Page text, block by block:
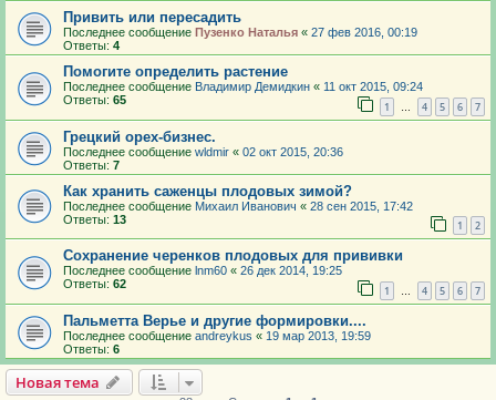
Привить или пересадить
Последнее сообщение Пузенко Наталья « 27 фев 2016, 00:19
Ответы: 4
Помогите определить растение
Последнее сообщение Владимир Демидкин « 11 окт 2015, 09:24
Ответы: 65 1 4 5 6 7
Грецкий орех-бизнес.
Последнее сообщение wldmir « 02 окт 2015, 20:36
Ответы: 7
Как хранить саженцы плодовых зимой?
Последнее сообщение Михаил Иванович « 28 сен 2015, 17:42
Ответы: 13 1 2
Сохранение черенков плодовых для прививки
Последнее сообщение lnm60 « 26 дек 2014, 19:25
Ответы: 62 1 … 4 5 6 7
Пальметта Верье и другие формировки....
Последнее сообщение andreykus « 19 мар 2013, 19:59
Ответы: 6
Новая тема